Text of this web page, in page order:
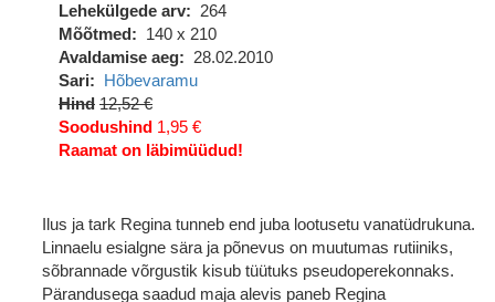
Lehekülgede arv
264
Mõõtmed
140 x 210
Avaldamise aeg
28.02.2010
Sari
Hõbevaramu
Hind 12,52 €
Soodushind 1,95 €
Raamat on läbimüüdud!
Ilus ja tark Regina tunneb end juba lootusetu vanatüdrukuna.
Linnaelu esialgne sära ja põnevus on muutumas rutiiniks,
sõbrannade võrgustik kisub tüütuks pseudoperekonnaks.
Pärandusega saadud maja alevis paneb Regina